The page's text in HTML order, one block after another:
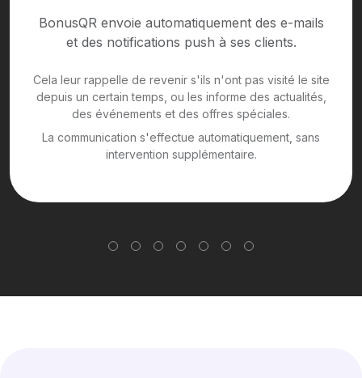
BonusQR envoie automatiquement des e-mails
et des notifications push à ses clients.
Cela leur rappelle de revenir s'ils n'ont pas visité le site
depuis un certain temps, ou les informe des actualités,
des événements et des offres spéciales.
La communication s'effectue automatiquement, sans
intervention supplémentaire.